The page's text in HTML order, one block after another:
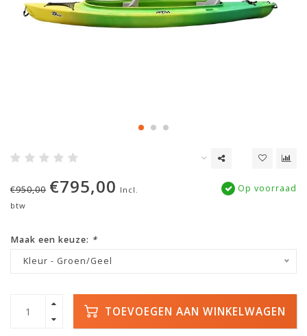
€950,00 €795,00 Incl.
btw
Op voorraad
Maak een keuze: *
Kleur - Groen/Geel
TOEVOEGEN AAN WINKELWAGEN